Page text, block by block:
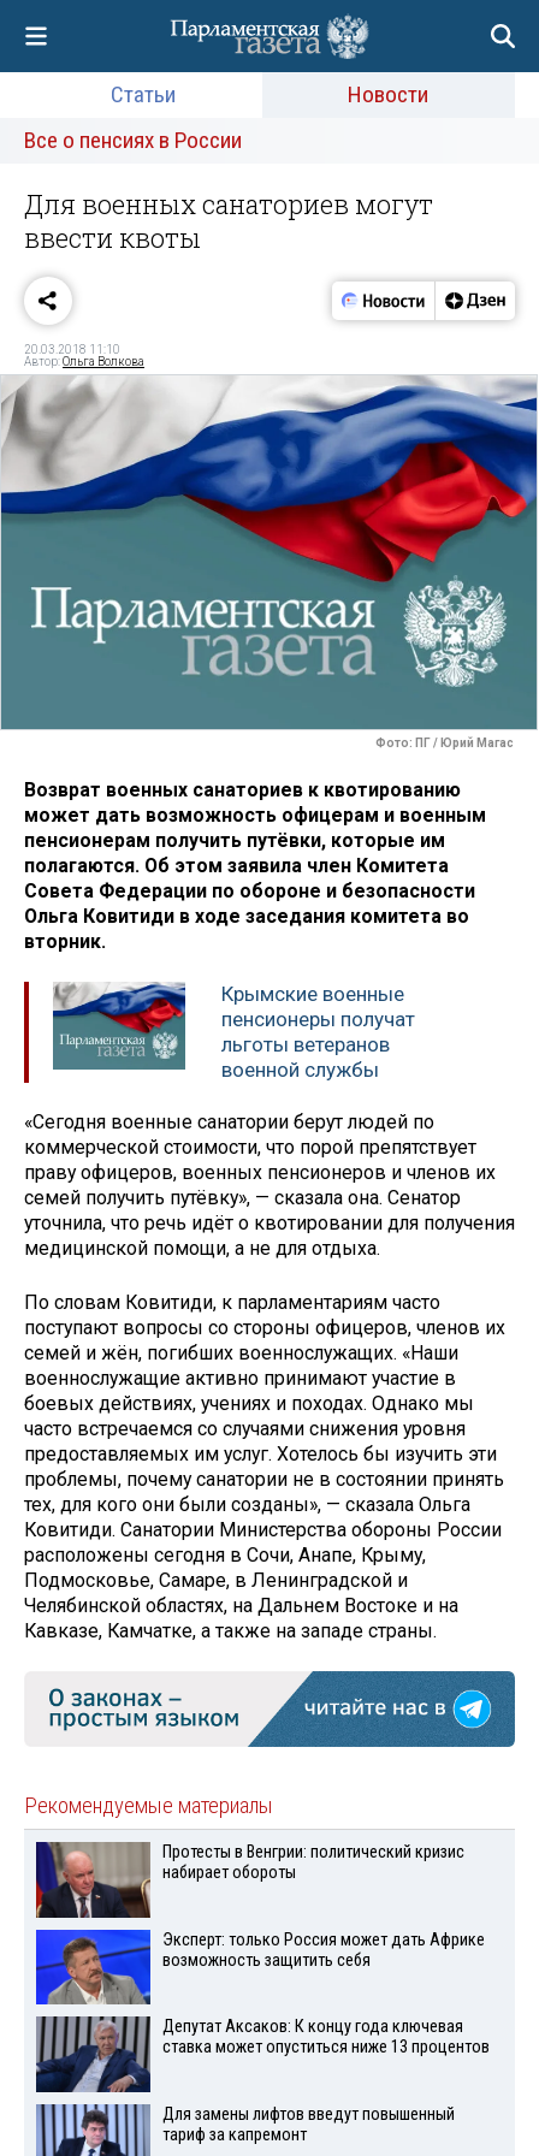
Статьи
Новости
Все о пенсиях в России
Для военных санаториев могут
ввести квоты
20.03.2018 11:10
Автор:Ольга Волкова
Фото: ПГ / Юрий Магас
Возврат военных санаториев к квотированию
может дать возможность офицерам и военным
пенсионерам получить путёвки, которые им
полагаются. Об этом заявила член Комитета
Совета Федерации по обороне и безопасности
Ольга Ковитиди в ходе заседания комитета во
вторник.
Крымские военные
пенсионеры получат
льготы ветеранов
военной службы
«Сегодня военные санатории берут людей по
коммерческой стоимости, что порой препятствует
праву офицеров, военных пенсионеров и членов их
семей получить путёвку», — сказала она. Сенатор
уточнила, что речь идёт о квотировании для получения
медицинской помощи, а не для отдыха.
По словам Ковитиди, к парламентариям часто
поступают вопросы со стороны офицеров, членов их
семей и жён, погибших военнослужащих. «Наши
военнослужащие активно принимают участие в
боевых действиях, учениях и походах. Однако мы
часто встречаемся со случаями снижения уровня
предоставляемых им услуг. Хотелось бы изучить эти
проблемы, почему санатории не в состоянии принять
тех, для кого они были созданы», — сказала Ольга
Ковитиди. Санатории Министерства обороны России
расположены сегодня в Сочи, Анапе, Крыму,
Подмосковье, Самаре, в Ленинградской и
Челябинской областях, на Дальнем Востоке и на
Кавказе, Камчатке, а также на западе страны.
Рекомендуемые материалы
Протесты в Венгрии: политический кризис
набирает обороты
Эксперт: только Россия может дать Африке
возможность защитить себя
Депутат Аксаков: К концу года ключевая
ставка может опуститься ниже 13 процентов
Для замены лифтов введут повышенный
тариф за капремонт